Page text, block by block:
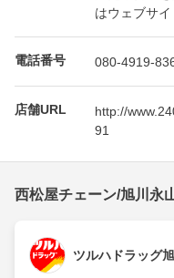
はウェブサイ
電話番号 080-4919-
店舗URL
http://
91
西松屋チェーン/旭川永
ツルハドラッグ